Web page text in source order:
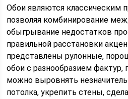
Обои являются классическим
позволяя комбинирование
обыгрывание недостатков
правильной расстановки
представлены рулонные,
обои с разнообразием
можно выровнять
потолка, укрепить стены,